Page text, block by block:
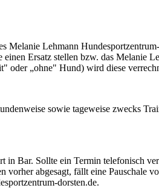
Lehmann
Ersatz stellen bzw. das Melanie
oder „ohne" Hund) wird diese
sowie tageweise zwecks
Bar. Sollte ein Termin telefonisch
vorher abgesagt, fällt eine Pauschale
dorsten.de.